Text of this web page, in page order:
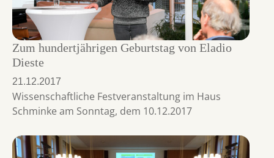
Zum hundertjährigen Geburtstag von Eladio
Dieste
21.12.2017
Wissenschaftliche Festveranstaltung im Haus
Schminke am Sonntag, dem 10.12.2017